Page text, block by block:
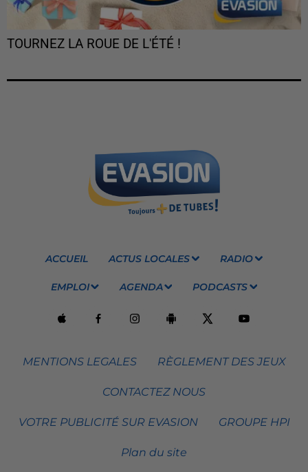
TOURNEZ LA ROUE DE L'ÉTÉ !
ACCUEIL ACTUS LOCALES RADIO
EMPLOI AGENDA PODCASTS
MENTIONS LEGALES RÈGLEMENT DES JEUX
CONTACTEZ NOUS
VOTRE PUBLICITÉ SUR EVASION GROUPE HPI
Plan du site